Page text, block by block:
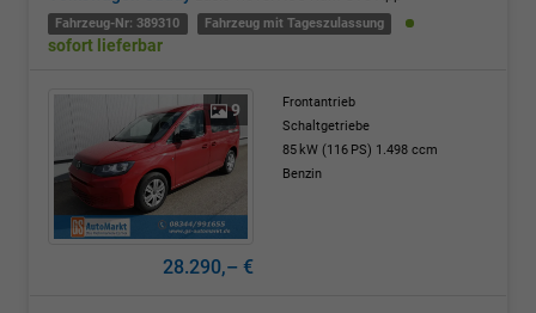
Fahrzeug-Nr: 389310 Fahrzeug mit Tageszulassung
sofort lieferbar
9
Frontantrieb
Schaltgetriebe
85 kW (116 PS) 1.498 ccm
Benzin
28.290,– €